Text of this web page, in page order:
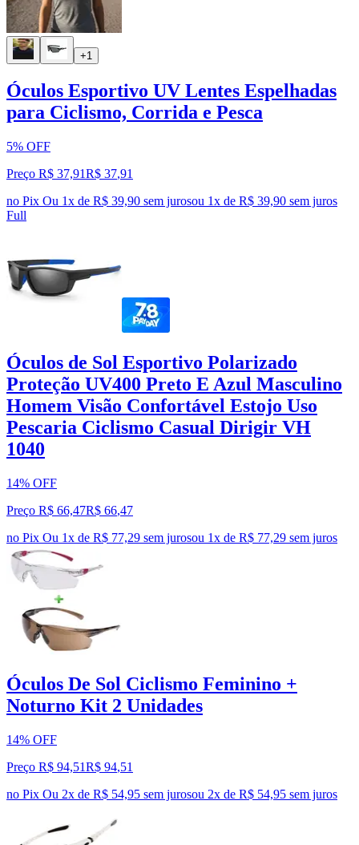
+1
Óculos Esportivo UV Lentes Espelhadas
para Ciclismo, Corrida e Pesca
5% OFF
Preço R$ 37,91R$ 37,91
no Pix Ou 1x de R$ 39,90 sem jurosou 1x de R$ 39,90 sem juros
Full
Óculos de Sol Esportivo Polarizado
Proteção UV400 Preto E Azul Masculino
Homem Visão Confortável Estojo Uso
Pescaria Ciclismo Casual Dirigir VH
1040
14% OFF
Preço R$ 66,47R$ 66,47
no Pix Ou 1x de R$ 77,29 sem jurosou 1x de R$ 77,29 sem juros
Óculos De Sol Ciclismo Feminino +
Noturno Kit 2 Unidades
14% OFF
Preço R$ 94,51R$ 94,51
no Pix Ou 2x de R$ 54,95 sem jurosou 2x de R$ 54,95 sem juros